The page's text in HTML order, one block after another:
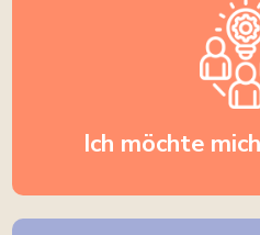
Ich möchte